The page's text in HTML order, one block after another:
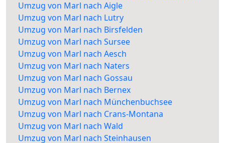
Umzug von Marl nach Aigle
Umzug von Marl nach Lutry
Umzug von Marl nach Birsfelden
Umzug von Marl nach Sursee
Umzug von Marl nach Aesch
Umzug von Marl nach Naters
Umzug von Marl nach Gossau
Umzug von Marl nach Bernex
Umzug von Marl nach Münchenbuchsee
Umzug von Marl nach Crans-Montana
Umzug von Marl nach Wald
Umzug von Marl nach Steinhausen